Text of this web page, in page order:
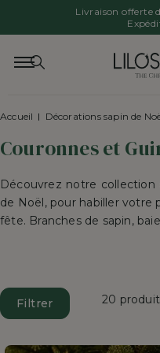
Livraison offerte
Accueil Décorations sapin de
Couronnes et
Découvrez notre
de Noël, pour habiller votre
fête. Branches de sapin,
Filtrer 20